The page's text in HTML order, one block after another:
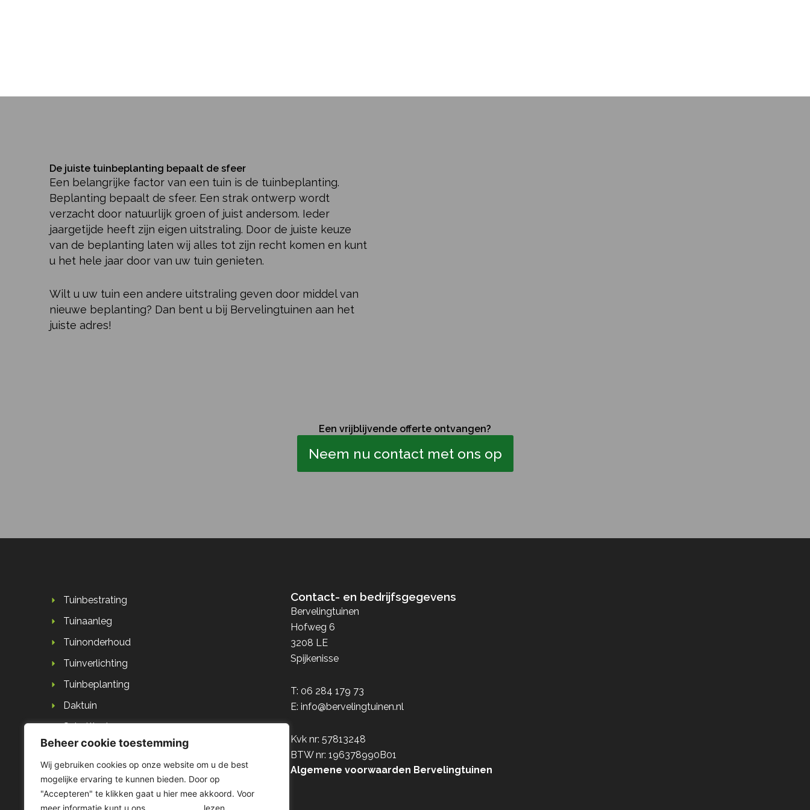
Beheer cookie toestemming
Wij gebruiken cookies op onze website om u de best
mogelijke ervaring te kunnen bieden. Door op
"Accepteren" te klikken gaat u hier mee akkoord. Voor
meer informatie kunt u ons
lezen.
De juiste tuinbeplanting bepaalt de sfeer
Een belangrijke factor van een tuin is de tuinbeplanting.
Beplanting bepaalt de sfeer. Een strak ontwerp wordt
verzacht door natuurlijk groen of juist andersom. Ieder
jaargetijde heeft zijn eigen uitstraling. Door de juiste keuze
van de beplanting laten wij alles tot zijn recht komen en kunt
u het hele jaar door van uw tuin genieten.
Wilt u uw tuin een andere uitstraling geven door middel van
nieuwe beplanting? Dan bent u bij Bervelingtuinen aan het
juiste adres!
Een vrijblijvende offerte ontvangen?
Neem nu contact met ons op
Tuinbestrating
Tuinaanleg
Tuinonderhoud
Tuinverlichting
Tuinbeplanting
Daktuin
Schuttingbouw
Houtbouw
Contact- en bedrijfsgegevens
Bervelingtuinen
Hofweg 6
3208 LE
Spijkenisse
T: 06 284 179 73
E: info@bervelingtuinen.nl
Kvk nr: 57813248
BTW nr: 196378990B01
Algemene voorwaarden Bervelingtuinen